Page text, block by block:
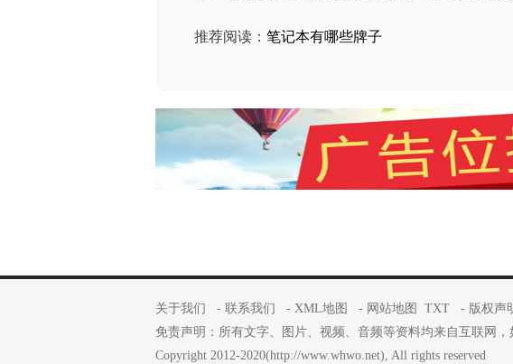
推荐阅读： 笔记本有哪些牌子
关于我们 - 联系我们 - XML地图 - 网站地图 TXT - 版权声
免责声明：所有文字、图片、视频、音频等资料均来自互联网
Copyright 2012-2020(http://www.whwo.net), All rights reserved